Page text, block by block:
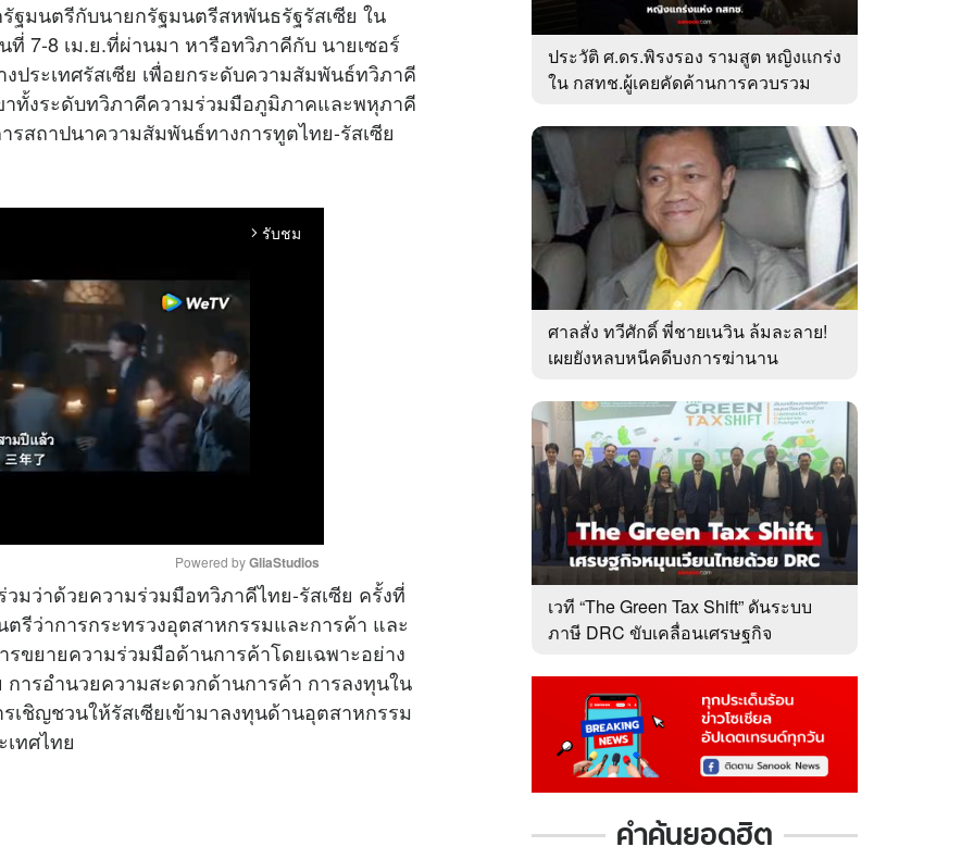
ฐมนตรีกับนายกรัฐมนตรีสหพันธรัฐรัสเซีย ใน
ที่ 7-8 เม.ย.ที่ผ่านมา หารือทวิภาคีกับ นายเซอร์
ประเทศรัสเซีย เพื่อยกระดับความสัมพันธ์ทวิภาคี
ทั้งระดับทวิภาคีความร่วมมือภูมิภาคและพหุภาคี
รสถาปนาความสัมพันธ์ทางการทูตไทย-รัสเซีย
arrow_forward_ios รับชม
M
u
t
e
Powered by GliaStudios
ว่าด้วยความร่วมมือทวิภาคีไทย-รัสเซีย ครั้งที่
รีว่าการกระทรวงอุตสาหกรรมและการค้า และ
ขยายความร่วมมือด้านการค้าโดยเฉพาะอย่าง
ารอำนวยความสะดวกด้านการค้า การลงทุนใน
เชิญชวนให้รัสเซียเข้ามาลงทุนด้านอุตสาหกรรม
ทศไทย
ประวัติ ศ.ดร.พิรงรอง รามสูต หญิงแกร่ง
ใน กสทช.ผู้เคยคัดค้านการควบรวม
ศาลสั่ง ทวีศักดิ์ พี่ชายเนวิน ล้มละลาย!
เผยยังหลบหนีคดีบงการฆ่านาน
เวที “The Green Tax Shift” ดันระบบ
ภาษี DRC ขับเคลื่อนเศรษฐกิจ
คำค้นยอดฮิต